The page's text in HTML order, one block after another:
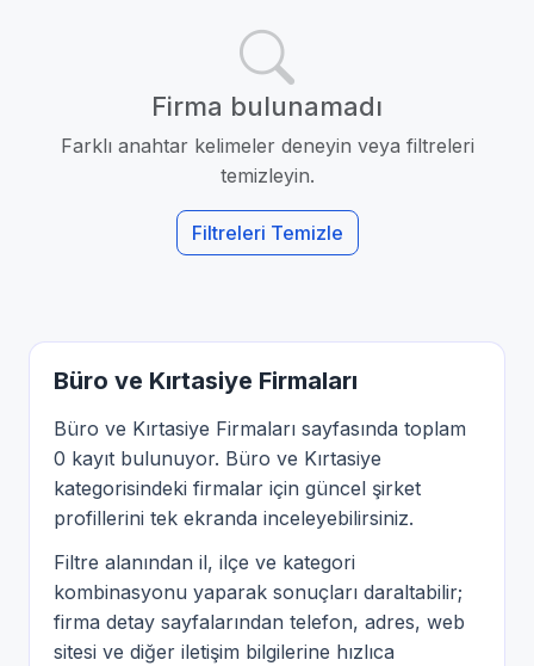
Firma bulunamadı
Farklı anahtar kelimeler deneyin veya filtreleri
temizleyin.
Filtreleri Temizle
Büro ve Kırtasiye Firmaları
Büro ve Kırtasiye Firmaları sayfasında toplam
0 kayıt bulunuyor. Büro ve Kırtasiye
kategorisindeki firmalar için güncel şirket
profillerini tek ekranda inceleyebilirsiniz.
Filtre alanından il, ilçe ve kategori
kombinasyonu yaparak sonuçları daraltabilir;
firma detay sayfalarından telefon, adres, web
sitesi ve diğer iletişim bilgilerine hızlıca